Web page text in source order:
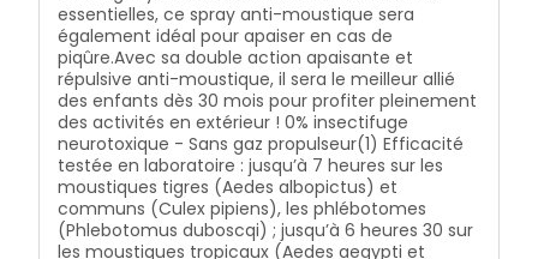
essentielles, ce spray anti-moustique sera
également idéal pour apaiser en cas de
piqûre.Avec sa double action apaisante et
répulsive anti-moustique, il sera le meilleur allié
des enfants dès 30 mois pour profiter pleinement
des activités en extérieur ! 0% insectifuge
neurotoxique - Sans gaz propulseur(1) Efficacité
testée en laboratoire : jusqu’à 7 heures sur les
moustiques tigres (Aedes albopictus) et
communs (Culex pipiens), les phlébotomes
(Phlebotomus duboscqi) ; jusqu’à 6 heures 30 sur
les moustiques tropicaux (Aedes aegypti et